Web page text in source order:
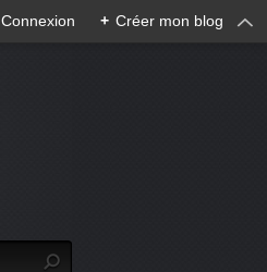
Connexion + Créer mon blog